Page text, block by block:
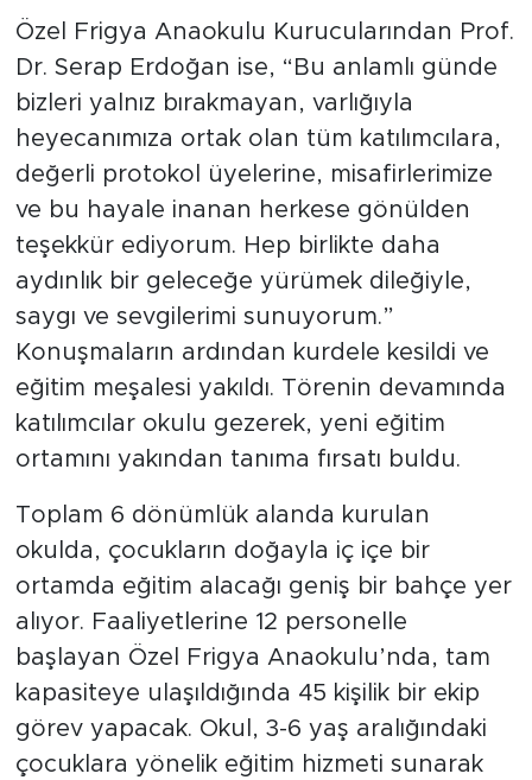
Özel Frigya Anaokulu Kurucularından Prof.
Dr. Serap Erdoğan ise, “Bu anlamlı günde
bizleri yalnız bırakmayan, varlığıyla
heyecanımıza ortak olan tüm katılımcılara,
değerli protokol üyelerine, misafirlerimize
ve bu hayale inanan herkese gönülden
teşekkür ediyorum. Hep birlikte daha
aydınlık bir geleceğe yürümek dileğiyle,
saygı ve sevgilerimi sunuyorum.”
Konuşmaların ardından kurdele kesildi ve
eğitim meşalesi yakıldı. Törenin devamında
katılımcılar okulu gezerek, yeni eğitim
ortamını yakından tanıma fırsatı buldu.
Toplam 6 dönümlük alanda kurulan
okulda, çocukların doğayla iç içe bir
ortamda eğitim alacağı geniş bir bahçe yer
alıyor. Faaliyetlerine 12 personelle
başlayan Özel Frigya Anaokulu’nda, tam
kapasiteye ulaşıldığında 45 kişilik bir ekip
görev yapacak. Okul, 3-6 yaş aralığındaki
çocuklara yönelik eğitim hizmeti sunarak